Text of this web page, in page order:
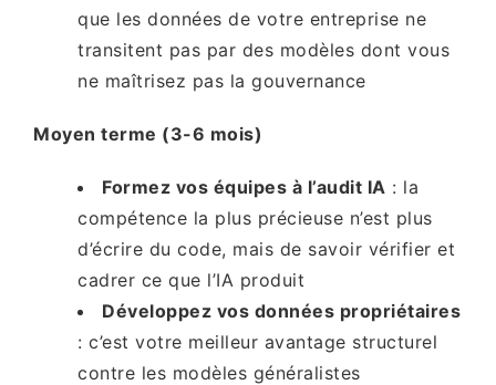
que les données de votre entreprise ne
transitent pas par des modèles dont vous
ne maîtrisez pas la gouvernance
Moyen terme (3-6 mois)
Formez vos équipes à l’audit IA : la
compétence la plus précieuse n’est plus
d’écrire du code, mais de savoir vérifier et
cadrer ce que l’IA produit
Développez vos données propriétaires
: c’est votre meilleur avantage structurel
contre les modèles généralistes